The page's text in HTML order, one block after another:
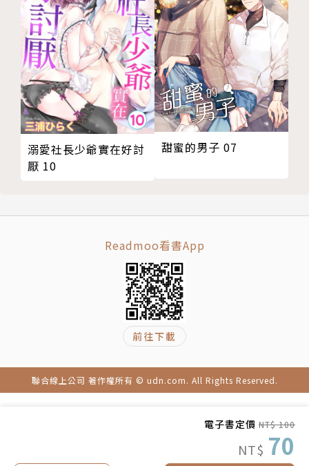
電子書定價 NT$ 100
NT$ 70
溺愛社長少爺實在好討
厭 10
甜蜜的男子 07
Readmoo看書App
前往下載
聯合線上公司 著作權所有 © udn.com. All Rights Reserved.